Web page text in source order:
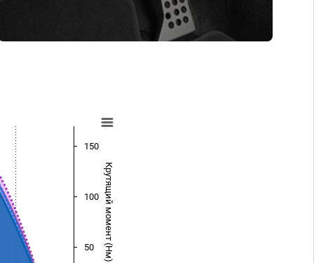
Крутящий момент (Нм)
50
100
150